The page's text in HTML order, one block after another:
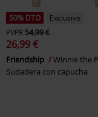
50% DTO
Exclusivo
PVPR54,99 €
26,99 €
Friendship
Winnie the
Sudadera con capucha